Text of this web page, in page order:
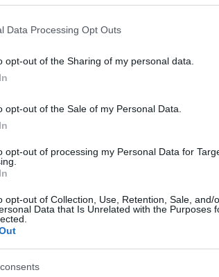
Data Processing Opt Outs
opt-out of the Sharing of my personal data.
opt-out of the Sale of my Personal Data.
opt-out of processing my Personal Data for
opt-out of Collection, Use, Retention, Sale, and/
Data that Is Unrelated with the Purposes
le coste dall’erosione,
specie marine. Tuttavia,
che possono raggiungere i
soglia, la crescita verticale dei
ecosistemi marini in crisi.
nella protezione
a una
si verifica un danno duplice: